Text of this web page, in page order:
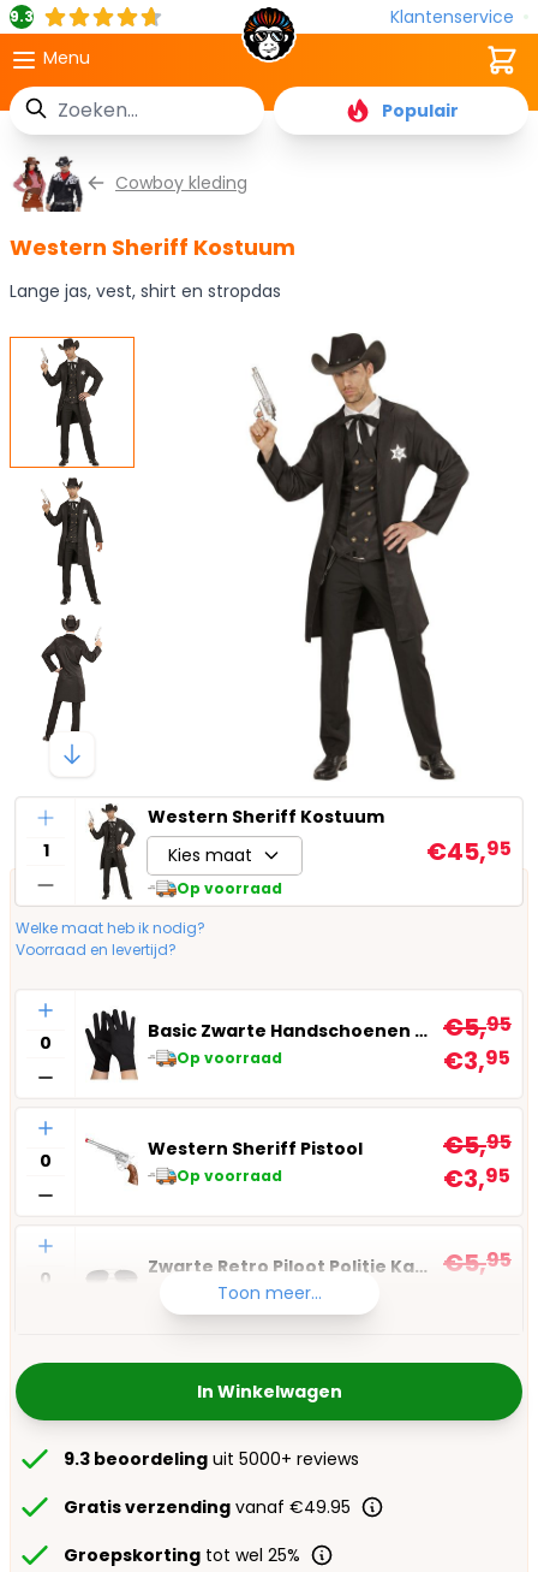
9.3
Klantenservice
Menu
Zoek
Populair
Cart
Cowboy kleding
Western Sheriff Kostuum
Lange jas, vest, shirt en stropdas
Aantal
Western Sheriff Kostuum
Kies maat
Op voorraad
€45,95
Welke maat heb ik nodig?
Voorraad en levertijd?
Aantal
Basic Zwarte Handschoenen Kort
Op voorraad
€5,95
€3,95
Aantal
Western Sheriff Pistool
Op voorraad
€5,95
€3,95
Aantal
Zwarte Retro Piloot Politie Kapitein Bril
Op voorraad
€5,95
Toon meer...
In Winkelwagen
9.3 beoordeling uit 5000+ reviews
Gratis verzending vanaf €49.95
Groepskorting tot wel 25%